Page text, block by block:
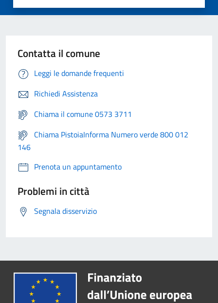
Contatta il comune
Leggi le domande frequenti
Richiedi Assistenza
Chiama il comune 0573 3711
Chiama PistoiaInforma Numero verde 800 012
146
Prenota un appuntamento
Problemi in città
Segnala disservizio